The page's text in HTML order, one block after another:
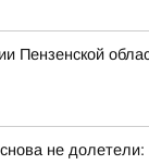
Пензенской
не долетели: